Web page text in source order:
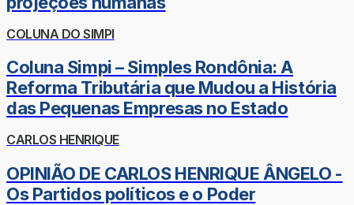
COLUNA DO SIMPI
Coluna Simpi – Simples Rondônia: A
Reforma Tributária que Mudou a História
das Pequenas Empresas no Estado
CARLOS HENRIQUE
OPINIÃO DE CARLOS HENRIQUE ÂNGELO -
Os Partidos políticos e o Poder